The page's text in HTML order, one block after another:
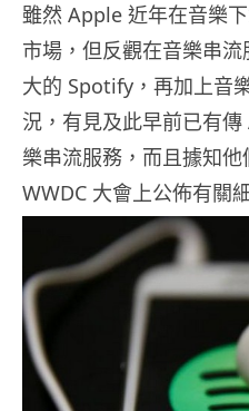
雖然 Apple 近年在音樂
市場，但反觀在音樂串
大的 Spotify，再加上音
況，有見及此早前已有
樂串流服務，而且據知
WWDC 大會上公佈有關